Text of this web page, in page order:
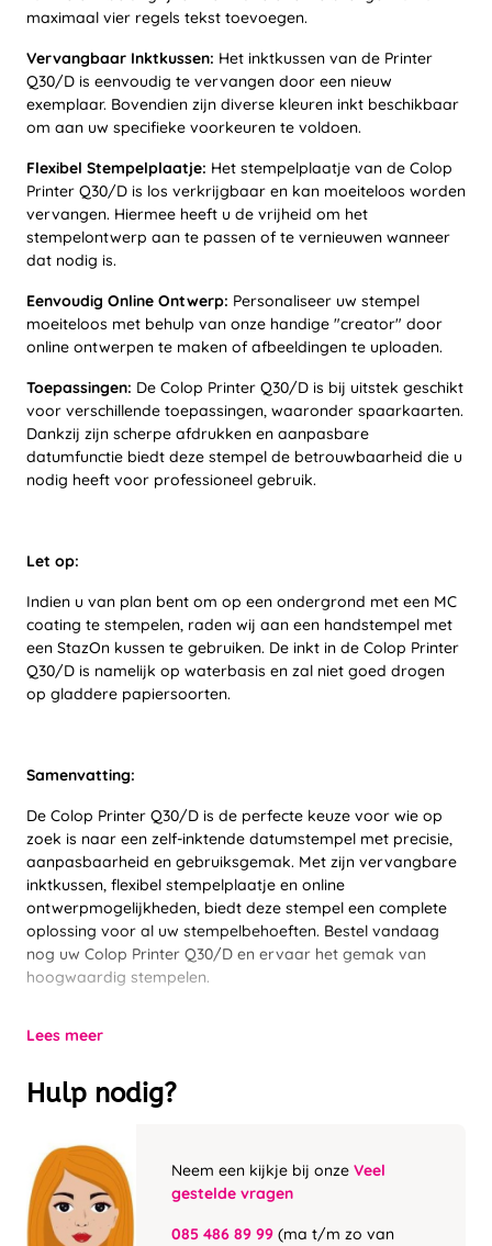
maximaal vier regels tekst toevoegen.
Vervangbaar Inktkussen: Het inktkussen van de Printer
Q30/D is eenvoudig te vervangen door een nieuw
exemplaar. Bovendien zijn diverse kleuren inkt beschikbaar
om aan uw specifieke voorkeuren te voldoen.
Flexibel Stempelplaatje: Het stempelplaatje van de Colop
Printer Q30/D is los verkrijgbaar en kan moeiteloos worden
vervangen. Hiermee heeft u de vrijheid om het
stempelontwerp aan te passen of te vernieuwen wanneer
dat nodig is.
Eenvoudig Online Ontwerp: Personaliseer uw stempel
moeiteloos met behulp van onze handige "creator" door
online ontwerpen te maken of afbeeldingen te uploaden.
Toepassingen: De Colop Printer Q30/D is bij uitstek geschikt
voor verschillende toepassingen, waaronder spaarkaarten.
Dankzij zijn scherpe afdrukken en aanpasbare
datumfunctie biedt deze stempel de betrouwbaarheid die u
nodig heeft voor professioneel gebruik.
Let op:
Indien u van plan bent om op een ondergrond met een MC
coating te stempelen, raden wij aan een handstempel met
een StazOn kussen te gebruiken. De inkt in de Colop Printer
Q30/D is namelijk op waterbasis en zal niet goed drogen
op gladdere papiersoorten.
Samenvatting:
De Colop Printer Q30/D is de perfecte keuze voor wie op
zoek is naar een zelf-inktende datumstempel met precisie,
aanpasbaarheid en gebruiksgemak. Met zijn vervangbare
inktkussen, flexibel stempelplaatje en online
ontwerpmogelijkheden, biedt deze stempel een complete
oplossing voor al uw stempelbehoeften. Bestel vandaag
nog uw Colop Printer Q30/D en ervaar het gemak van
hoogwaardig stempelen.
Lees meer
Hulp nodig?
Neem een kijkje bij onze Veel
gestelde vragen
085 486 89 99 (ma t/m zo van